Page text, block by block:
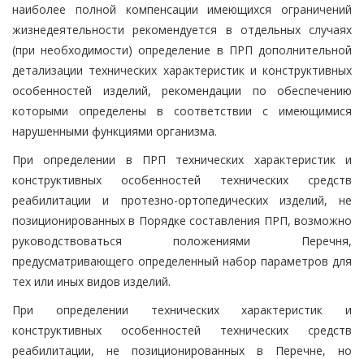
наиболее полной компенсации имеющихся ограничений
жизнедеятельности рекомендуется в отдельных случаях
(при необходимости) определение в ПРП дополнительной
детализации технических характеристик и конструктивных
особенностей изделий, рекомендации по обеспечению
которыми определены в соответствии с имеющимися
нарушенными функциями организма.
При определении в ПРП технических характеристик и
конструктивных особенностей технических средств
реабилитации и протезно-ортопедических изделий, не
позиционированных в Порядке составления ПРП, возможно
руководствоваться положениями Перечня,
предусматривающего определенный набор параметров для
тех или иных видов изделий.
При определении технических характеристик и
конструктивных особенностей технических средств
реабилитации, не позиционированных в Перечне, но